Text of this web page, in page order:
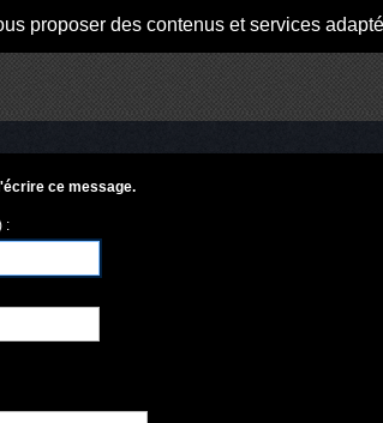
proposer des contenus et services
ce message.
: